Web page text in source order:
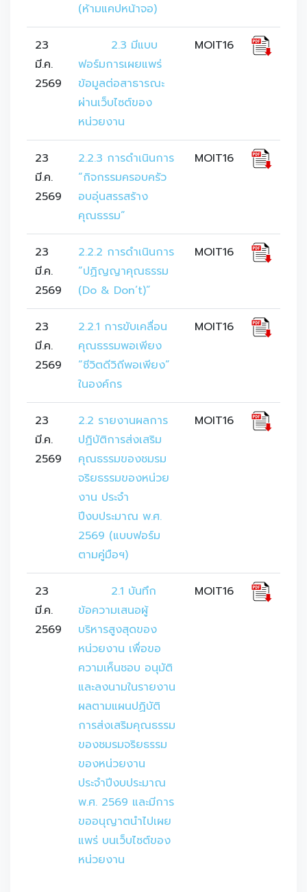
(ห้ามแคปหน้าจอ)
23
มี.ค.
2569
ฟอร์มการเผยแพร่
ข้อมูลต่อสาธารณะ
ผ่านเว็บไซต์ของ
หน่วยงาน
MOIT16
23
มี.ค.
2569
2.2.3 การดำเนินการ
“กิจกรรมครอบครัว
อบอุ่นสรรสร้าง
คุณธรรม”
MOIT16
23
มี.ค.
2569
2.2.2 การดำเนินการ
“ปฏิญญาคุณธรรม
(Do & Don’t)”
MOIT16
23
มี.ค.
2569
2.2.1 การขับเคลื่อน
คุณธรรมพอเพียง
“ชีวิตดีวิถีพอเพียง”
ในองค์กร
MOIT16
23
มี.ค.
2569
2.2 รายงานผลการ
ปฏิบัติการส่งเสริม
คุณธรรมของชมรม
จริยธรรมของหน่วย
งาน ประจำ
ปีงบประมาณ พ.ศ.
2569 (แบบฟอร์ม
ตามคู่มือฯ)
MOIT16
23
มี.ค.
2569
ข้อความเสนอผู้
บริหารสูงสุดของ
หน่วยงาน เพื่อขอ
ความเห็นชอบ อนุมัติ
และลงนามในรายงาน
ผลตามแผนปฏิบัติ
การส่งเสริมคุณธรรม
ของชมรมจริยธรรม
ของหน่วยงาน
ประจำปีงบประมาณ
พ.ศ. 2569 และมีการ
ขออนุญาตนำไปเผย
แพร่ บนเว็บไซต์ของ
หน่วยงาน
MOIT16